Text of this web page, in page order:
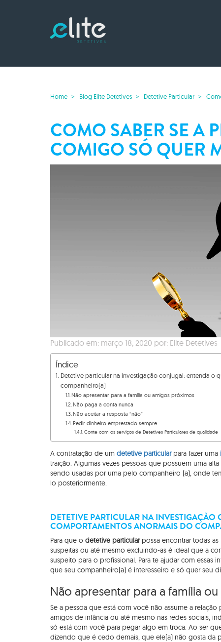
Home Blog Elite Detetives Detetive Particular
COMO SABER SE A
COMIGO SÓ QUER
Publicado em: março 18, 2020 por: Elite Detetives
Índice
Detetive particular na investigação conjugal: entenda o
companheiro(a)
Não apresentar para a família ou amigos próximos
Não paga a conta nunca
Não aceitar a resposta “não”
Pedir dinheiro emprestado sempre
Conte com os serviços de Detetives Particulares de qualidade
A contratação de um detetive particularpara fazer uma
traição. Algumas vezes pessoas que possuem uma
sendo usadas por uma pelo companheiro (a), onde
lo posteriormente.
DETETIVE PARTICULAR NA
COMPORTAMENTOS ANORMAIS DO
Para que o detetive particularpossa encontrar todas as
suspeitas ou até mesmo excluindo-as é ideal que a
suspeito para o profissional. Para te ajudar com
que seu companheiro(a) é interesseiro e só quer seu
Não apresentar para a família
Se a pessoa que está com você não assume a
amigos de infância ou até mesmo nas redes sociais,
só está com você para pegar algo em troca. Ao ser
dizendo que é cedo demais, que ele(a) não gosta da